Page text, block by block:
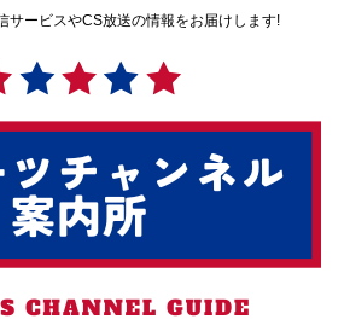
サービスやCS放送の情報をお届けします!